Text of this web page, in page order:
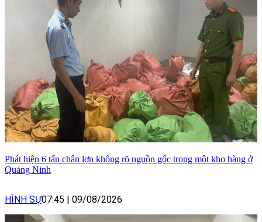
Phát hiện 6 tấn chân lợn không rõ nguồn gốc trong một kho hàng ở
Quảng Ninh
HÌNH SỰ07:45 09/08/2026